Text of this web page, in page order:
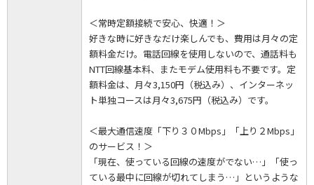
＜常時定額接続で安心、快適！＞
好きな時に好きなだけ楽しんでも、費用は月々の定
額料金だけ。電話回線を使用しないので、通話料も
NTT回線基本料、またモデム使用料も不要です。定
額料金は、月々3,150円（税込み）、インターネッ
ト単独コースは月々3,675円（税込み）です。
＜最大通信速度「下り３０Mbps」「上り２Mbps」
のサービス！＞
「現在、使っている回線の速度がでない…」「使っ
ている最中に回線が切れてしまう…」というような